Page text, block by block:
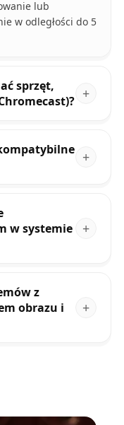
lub
w odległości do 5
sprzęt,
w systemie
z
obrazu i